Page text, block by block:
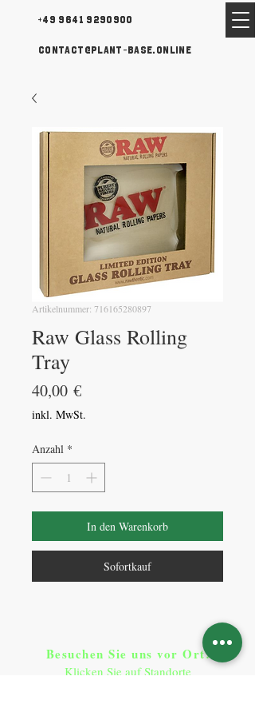
+49 9641 9290900
contact@plant-base.online
Artikelnummer: 716165280897
Raw Glass Rolling
Tray
40,00 €Preis
inkl. MwSt.
Anzahl *
In den Warenkorb
Sofortkauf
Besuchen Sie uns vor Ort​:
Klicken Sie auf Standorte